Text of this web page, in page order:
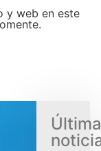
y web en este